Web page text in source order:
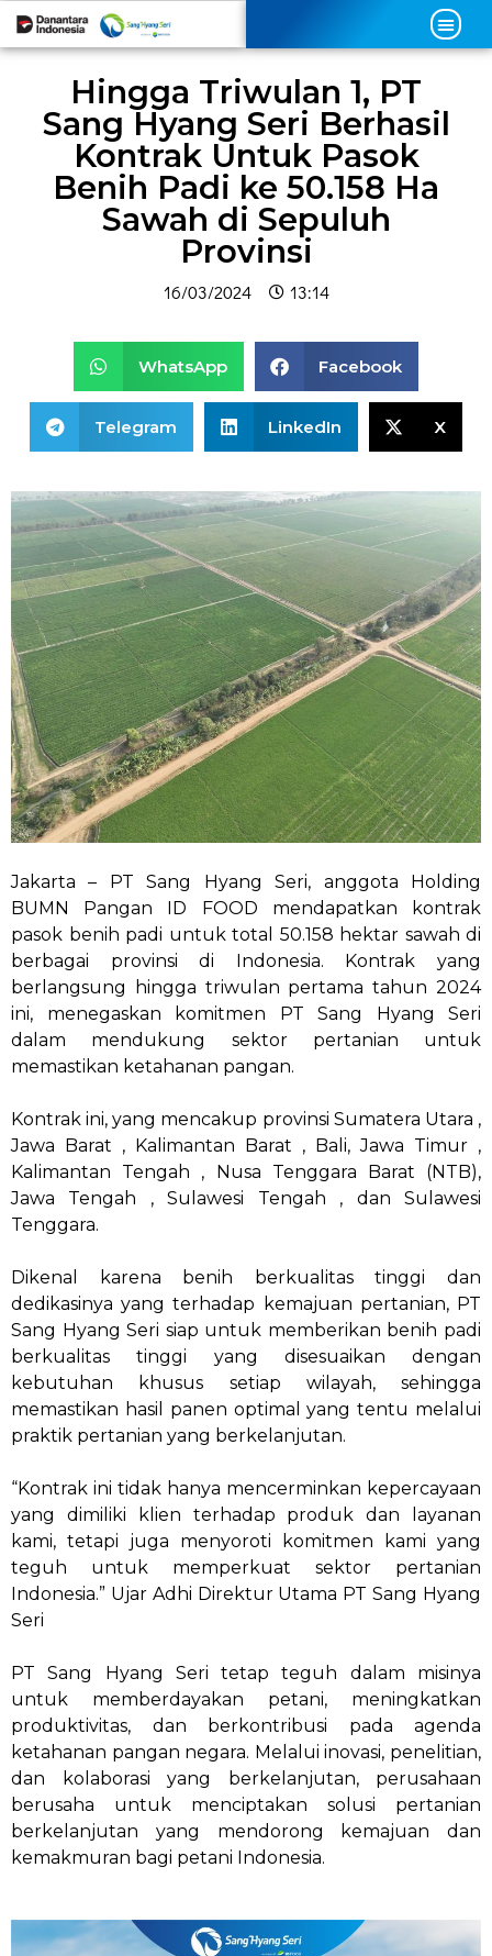
Hingga Triwulan 1, PT
Sang Hyang Seri Berhasil
Kontrak Untuk Pasok
Benih Padi ke 50.158 Ha
Sawah di Sepuluh
Provinsi
16/03/2024 13:14
WhatsApp Facebook
Telegram LinkedIn X
Jakarta – PT Sang Hyang Seri, anggota Holding
BUMN Pangan ID FOOD mendapatkan kontrak
pasok benih padi untuk total 50.158 hektar sawah di
berbagai provinsi di Indonesia. Kontrak yang
berlangsung hingga triwulan pertama tahun 2024
ini, menegaskan komitmen PT Sang Hyang Seri
dalam mendukung sektor pertanian untuk
memastikan ketahanan pangan.
Kontrak ini, yang mencakup provinsi Sumatera Utara ,
Jawa Barat , Kalimantan Barat , Bali, Jawa Timur ,
Kalimantan Tengah , Nusa Tenggara Barat (NTB),
Jawa Tengah , Sulawesi Tengah , dan Sulawesi
Tenggara.
Dikenal karena benih berkualitas tinggi dan
dedikasinya yang terhadap kemajuan pertanian, PT
Sang Hyang Seri siap untuk memberikan benih padi
berkualitas tinggi yang disesuaikan dengan
kebutuhan khusus setiap wilayah, sehingga
memastikan hasil panen optimal yang tentu melalui
praktik pertanian yang berkelanjutan.
“Kontrak ini tidak hanya mencerminkan kepercayaan
yang dimiliki klien terhadap produk dan layanan
kami, tetapi juga menyoroti komitmen kami yang
teguh untuk memperkuat sektor pertanian
Indonesia.” Ujar Adhi Direktur Utama PT Sang Hyang
Seri
PT Sang Hyang Seri tetap teguh dalam misinya
untuk memberdayakan petani, meningkatkan
produktivitas, dan berkontribusi pada agenda
ketahanan pangan negara. Melalui inovasi, penelitian,
dan kolaborasi yang berkelanjutan, perusahaan
berusaha untuk menciptakan solusi pertanian
berkelanjutan yang mendorong kemajuan dan
kemakmuran bagi petani Indonesia.